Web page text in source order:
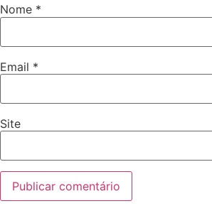
Nome *
Email *
Site